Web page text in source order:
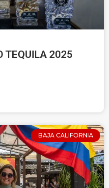
TEQUILA 2025
BAJA CALIFORNIA